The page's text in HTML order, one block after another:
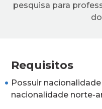
pesquisa para
Requisitos
Possuir
nacionalidade norte-